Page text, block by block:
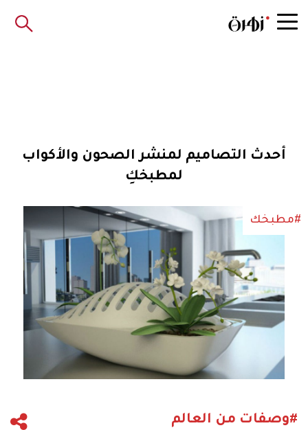
أحدث التصاميم لمنشر الصحون والأكواب
لمطبخكِ
#مطبخك
#وصفات من العالم